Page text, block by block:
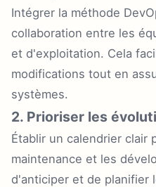
Intégrer la méthode
collaboration entre les
et d'exploitation. Cela
modifications tout en
systèmes.
2. Prioriser les
Établir un calendrier clair
maintenance et les
d'anticiper et de planifier